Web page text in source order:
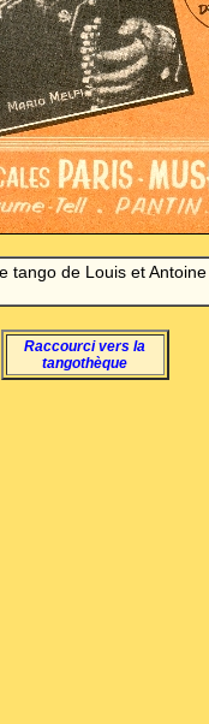
tango de Louis et
Raccourci vers la
tangothèque